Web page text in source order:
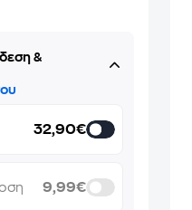
&
32,90€
9,99€